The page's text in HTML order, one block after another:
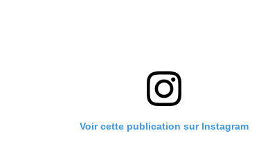
Voir cette publication sur Instagram